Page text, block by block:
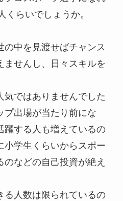
くらいでしょうか。
の中を見渡せばチャンス
ませんし、日々スキルを
気ではありませんでした
プ出場が当たり前にな
躍する人も増えているの
小学生くらいからスポー
などの自己投資が絶え
る人数は限られているの